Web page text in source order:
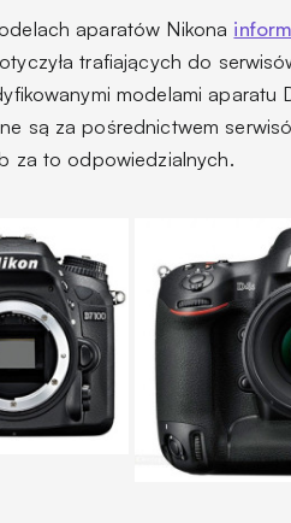
aparatów Nikona
trafiających do
modelami
są za pośrednictwem
za to odpowiedzialnych.